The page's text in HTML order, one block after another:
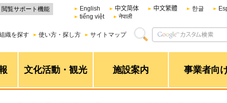
閲覧サポート機能 English 中文简体 中文繁體 한글
tiếng việt
नेपाली
織を探す 使い方・探し方 サイトマップ
文化活動・観光 施設案内 事業者向